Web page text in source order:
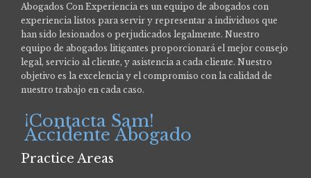
Abogados Con Experiencia es un equipo de abogados con
experiencia listos para servir y representar a individuos que
han sido lesionados o perjudicados legalmente. Nuestro
equipo de abogados litigantes proporcionará el mejor consejo
legal, servicio al cliente, y asistencia a cada cliente. Nuestro
objetivo es la excelencia y el compromiso con la calidad de
nuestro trabajo en cada caso.
¡Contacta Sam!
Accidente Abogado
Practice Areas